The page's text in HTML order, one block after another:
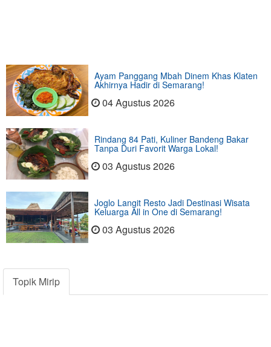
Ayam Panggang Mbah Dinem Khas Klaten
Akhirnya Hadir di Semarang!
04 Agustus 2026
Rindang 84 Pati, Kuliner Bandeng Bakar
Tanpa Duri Favorit Warga Lokal!
03 Agustus 2026
Joglo Langit Resto Jadi Destinasi Wisata
Keluarga All in One di Semarang!
03 Agustus 2026
Topik Mirip